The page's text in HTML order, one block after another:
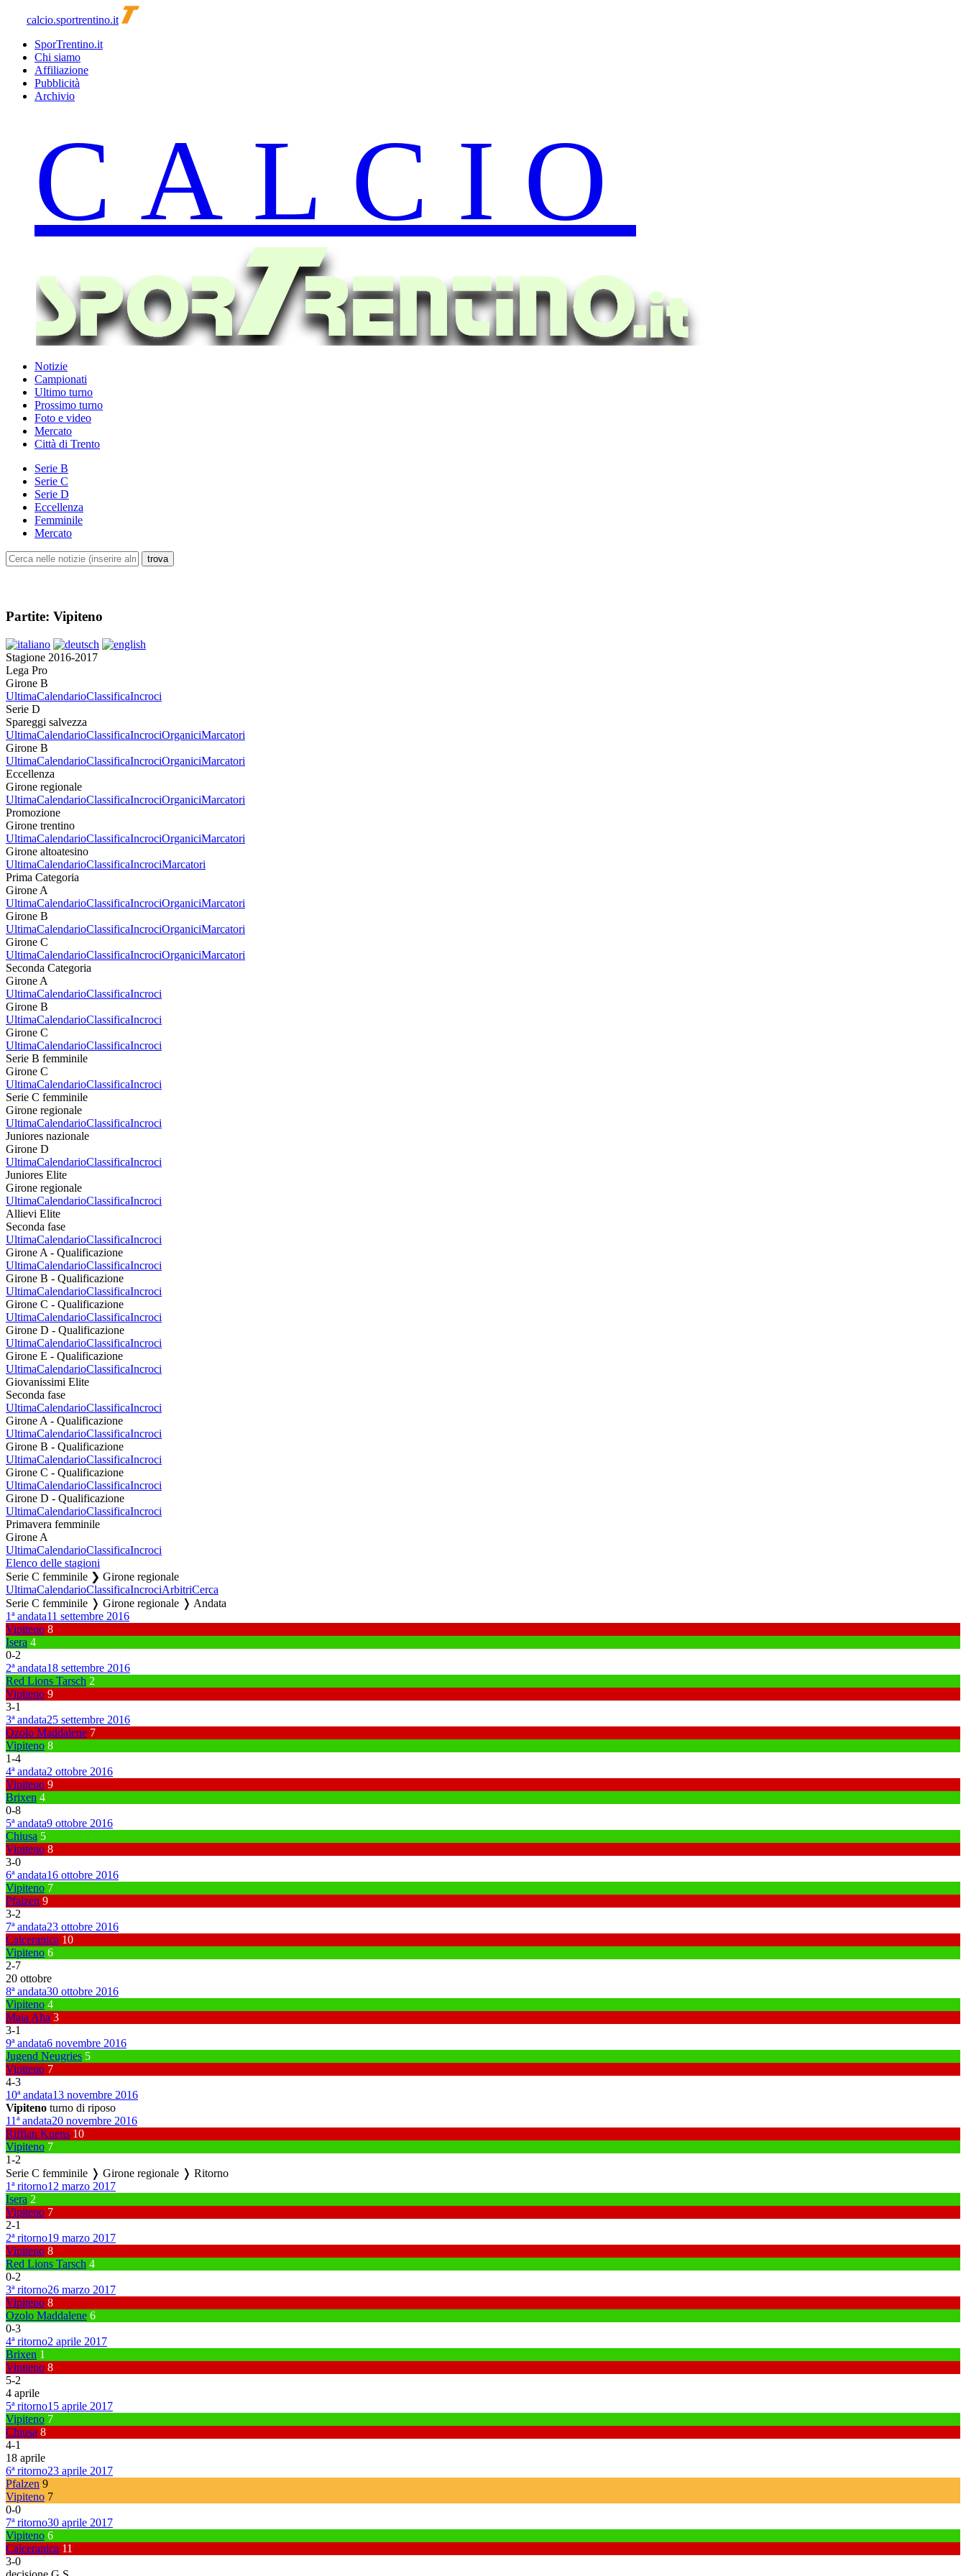
calcio.sportrentino.it
SporTrentino.it
Chi siamo
Affiliazione
Pubblicità
Archivio
Notizie
Campionati
Ultimo turno
Prossimo turno
Foto e video
Mercato
Città di Trento
Serie B
Serie C
Serie D
Eccellenza
Femminile
Mercato
Partite: Vipiteno
Stagione 2016-2017
Lega Pro
Girone B
UltimaCalendarioClassificaIncroci
Serie D
Spareggi salvezza
UltimaCalendarioClassificaIncrociOrganiciMarcatori
Girone B
UltimaCalendarioClassificaIncrociOrganiciMarcatori
Eccellenza
Girone regionale
UltimaCalendarioClassificaIncrociOrganiciMarcatori
Promozione
Girone trentino
UltimaCalendarioClassificaIncrociOrganiciMarcatori
Girone altoatesino
UltimaCalendarioClassificaIncrociMarcatori
Prima Categoria
Girone A
UltimaCalendarioClassificaIncrociOrganiciMarcatori
Girone B
UltimaCalendarioClassificaIncrociOrganiciMarcatori
Girone C
UltimaCalendarioClassificaIncrociOrganiciMarcatori
Seconda Categoria
Girone A
UltimaCalendarioClassificaIncroci
Girone B
UltimaCalendarioClassificaIncroci
Girone C
UltimaCalendarioClassificaIncroci
Serie B femminile
Girone C
UltimaCalendarioClassificaIncroci
Serie C femminile
Girone regionale
UltimaCalendarioClassificaIncroci
Juniores nazionale
Girone D
UltimaCalendarioClassificaIncroci
Juniores Elite
Girone regionale
UltimaCalendarioClassificaIncroci
Allievi Elite
Seconda fase
UltimaCalendarioClassificaIncroci
Girone A - Qualificazione
UltimaCalendarioClassificaIncroci
Girone B - Qualificazione
UltimaCalendarioClassificaIncroci
Girone C - Qualificazione
UltimaCalendarioClassificaIncroci
Girone D - Qualificazione
UltimaCalendarioClassificaIncroci
Girone E - Qualificazione
UltimaCalendarioClassificaIncroci
Giovanissimi Elite
Seconda fase
UltimaCalendarioClassificaIncroci
Girone A - Qualificazione
UltimaCalendarioClassificaIncroci
Girone B - Qualificazione
UltimaCalendarioClassificaIncroci
Girone C - Qualificazione
UltimaCalendarioClassificaIncroci
Girone D - Qualificazione
UltimaCalendarioClassificaIncroci
Primavera femminile
Girone A
UltimaCalendarioClassificaIncroci
Elenco delle stagioni
Serie C femminile ❯ Girone regionale
UltimaCalendarioClassificaIncrociArbitriCerca
Serie C femminile ❭ Girone regionale ❭ Andata
1ª andata11 settembre 2016
Vipiteno 8
Isera 4
0-2
2ª andata18 settembre 2016
Red Lions Tarsch 2
Vipiteno 9
3-1
3ª andata25 settembre 2016
Ozolo Maddalene 7
Vipiteno 8
1-4
4ª andata2 ottobre 2016
Vipiteno 9
Brixen 4
0-8
5ª andata9 ottobre 2016
Chiusa 5
Vipiteno 8
3-0
6ª andata16 ottobre 2016
Vipiteno 7
Pfalzen 9
3-2
7ª andata23 ottobre 2016
Calceranica 10
Vipiteno 6
2-7
20 ottobre
8ª andata30 ottobre 2016
Vipiteno 4
Maia Alta 3
3-1
9ª andata6 novembre 2016
Jugend Neugries 5
Vipiteno 7
4-3
10ª andata13 novembre 2016
Vipiteno turno di riposo
11ª andata20 novembre 2016
Riffian Kuens 10
Vipiteno 7
1-2
Serie C femminile ❭ Girone regionale ❭ Ritorno
1ª ritorno12 marzo 2017
Isera 2
Vipiteno 7
2-1
2ª ritorno19 marzo 2017
Vipiteno 8
Red Lions Tarsch 4
0-2
3ª ritorno26 marzo 2017
Vipiteno 8
Ozolo Maddalene 6
0-3
4ª ritorno2 aprile 2017
Brixen 1
Vipiteno 8
5-2
4 aprile
5ª ritorno15 aprile 2017
Vipiteno 7
Chiusa 8
4-1
18 aprile
6ª ritorno23 aprile 2017
Pfalzen 9
Vipiteno 7
0-0
7ª ritorno30 aprile 2017
Vipiteno 6
Calceranica 11
3-0